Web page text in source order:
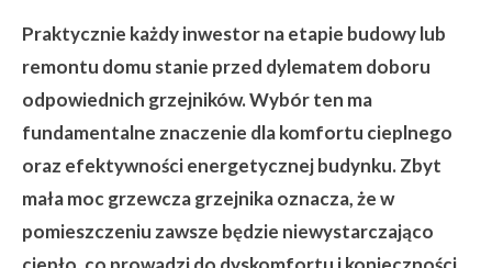
Praktycznie każdy inwestor na etapie budowy lub
remontu domu stanie przed dylematem doboru
odpowiednich grzejników. Wybór ten ma
fundamentalne znaczenie dla komfortu cieplnego
oraz efektywności energetycznej budynku. Zbyt
mała moc grzewcza grzejnika oznacza, że w
pomieszczeniu zawsze będzie niewystarczająco